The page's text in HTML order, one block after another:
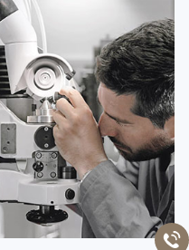
贝亚特·布兰奇
资深百达翡丽技师
是百达翡丽维修服务中心
(百达翡丽保养中心)
的高级技师之一
Nanjing PatekPhilippe Maintain
center
 百达翡丽维修
